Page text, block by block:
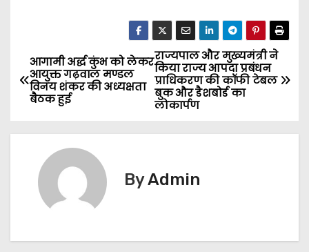
P
o
v
राज्यपाल और मुख्यमंत्री ने
किया राज्य आपदा प्रबंधन
प्राधिकरण की कॉफी टेबल
बुक और डैशबोर्ड का
लोकार्पण
आगामी अर्द्ध कुंभ को लेकर
आयुक्त गढ़वाल मण्डल
विनय शंकर की अध्यक्षता
बैठक हुई
ByAdmin